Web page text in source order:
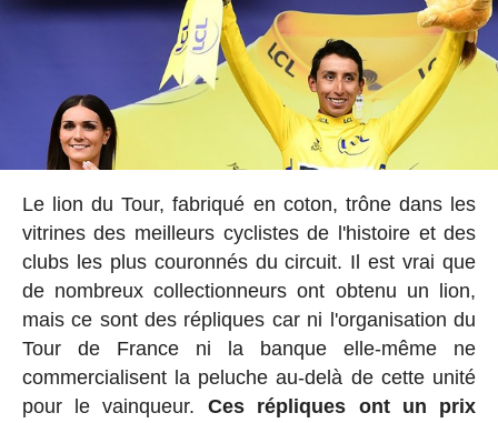
Le lion du Tour, fabriqué en coton, trône dans les
vitrines des meilleurs cyclistes de l'histoire et des
clubs les plus couronnés du circuit. Il est vrai que
de nombreux collectionneurs ont obtenu un lion,
mais ce sont des répliques car ni l'organisation du
Tour de France ni la banque elle-même ne
commercialisent la peluche au-delà de cette unité
pour le vainqueur. Ces répliques ont un prix